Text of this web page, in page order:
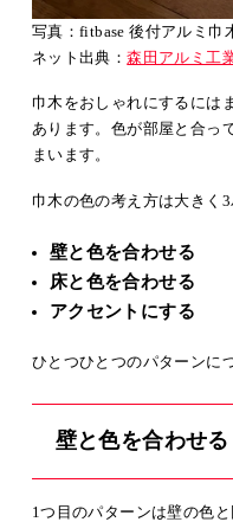
写真：fitbase 後付アルミ巾
ネット出典：森田アルミ工
巾木をおしゃれにするには
あります。色が部屋と合っ
まいます。
巾木の色の考え方は大きく3
壁と色を合わせる
床と色を合わせる
アクセントにする
ひとつひとつのパターンに
壁と色を合わせる
1つ目のパターンは壁の色